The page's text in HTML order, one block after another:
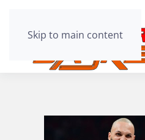
Skip to main content